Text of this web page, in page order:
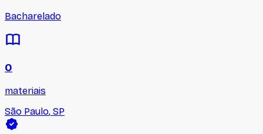
Bacharelado
0
materiais
São Paulo, SP